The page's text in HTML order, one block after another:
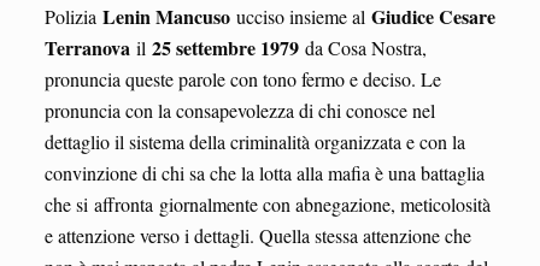
Polizia Lenin Mancusoucciso insieme al Giudice Cesare
Terranova il 25 settembre 1979da Cosa Nostra,
pronuncia queste parole con tono fermo e deciso. Le
pronuncia con la consapevolezza di chi conosce nel
dettaglio il sistema della criminalità organizzata e con la
convinzione di chi sa che la lotta alla mafia è una battaglia
che si affronta giornalmente con abnegazione, meticolosità
e attenzione verso i dettagli. Quella stessa attenzione che